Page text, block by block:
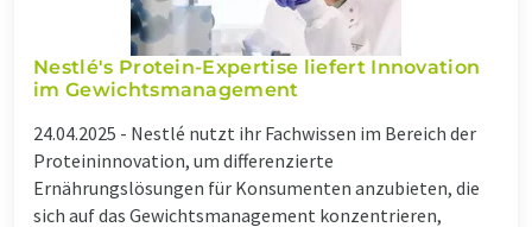
Nestlé's Protein-Expertise liefert Innovation
im Gewichtsmanagement
24.04.2025 - Nestlé nutzt ihr Fachwissen im Bereich der
Proteininnovation, um differenzierte
Ernährungslösungen für Konsumenten anzubieten, die
sich auf das Gewichtsmanagement konzentrieren,